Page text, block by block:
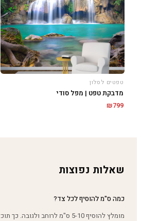
טפטים לסלון
מדבקת טפט | מפל סודי
₪799
שאלות נפוצות
כמה ס"מ להוסיף לכל צד?
מומלץ להוסיף 5-10 ס"מ לרוחב ולגובה. כך תוכלו לחתוך בדיוק ולקבל מיפוי מושלם על הקיר.